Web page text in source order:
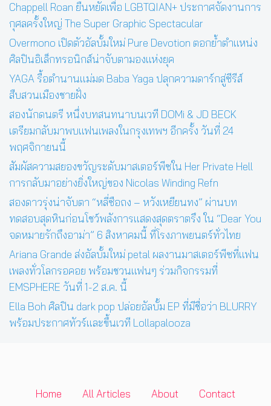
Chappell Roan ยืนหยัดเพื่อ LGBTQIAN+ ประกาศจัดงานการ
กุศลครั้งใหญ่ The Super Graphic Spectacular
Overmono เปิดตัวอัลบั้มใหม่ Pure Devotion ตอกย้ำตำแหน่ง
ศิลปินอิเล็กทรอนิกส์น่าจับตามองแห่งยุค
YAGA รื้อตำนานแม่มด Baba Yaga ปลุกความดาร์กสู่ซีรีส์
สืบสวนเมืองชายฝั่ง
สองนักดนตรี หนึ่งบทสนทนาบนเวที DOMi & JD BECK
เตรียมกลับมาพบแฟนเพลงในกรุงเทพฯ อีกครั้ง วันที่ 24
พฤศจิกายนนี้
สัมผัสความสยองขวัญระดับมาสเตอร์พีซใน Her Private Hell
การกลับมาอย่างยิ่งใหญ่ของ Nicolas Winding Refn
สองดาวรุ่งน่าจับตา “หลี่ซือถง – หวังเหยียนทง” ผ่านบท
ทดสอบสุดหินก่อนโชว์พลังการแสดงสุดตราตรึง ใน “Dear You
จดหมายรักถึงอาม่า” 6 สิงหาคมนี้ ที่โรงภาพยนตร์ทั่วไทย
Ariana Grande ส่งอัลบั้มใหม่ petal ผลงานมาสเตอร์พีซที่แฟน
เพลงทั่วโลกรอคอย พร้อมชวนแฟนๆ ร่วมกิจกรรมที่
EMSPHERE วันที่ 1-2 ส.ค. นี้
Ella Boh ศิลปิน dark pop ปล่อยอัลบั้ม EP ที่มีชื่อว่า BLURRY
พร้อมประกาศทัวร์และขึ้นเวที Lollapalooza
Home All Articles About Contact